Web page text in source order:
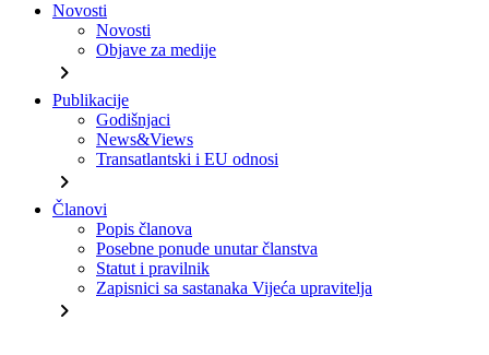
Novosti
Novosti
Objave za medije
chevron_right
Publikacije
Godišnjaci
News&Views
Transatlantski i EU odnosi
chevron_right
Članovi
Popis članova
Posebne ponude unutar članstva
Statut i pravilnik
Zapisnici sa sastanaka Vijeća upravitelja
chevron_right